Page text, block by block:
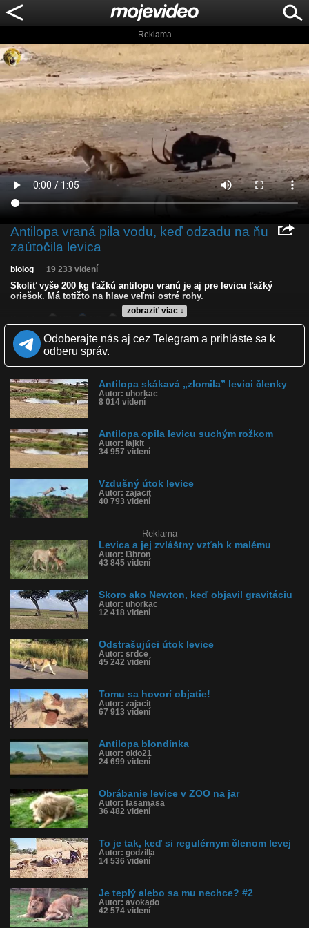
Reklama
Antilopa vraná pila vodu, keď odzadu na ňu
zaútočila levica
zobraziť viac ↓
biolog 19 233 videní
Skoliť vyše 200 kg ťažkú antilopu vranú je aj pre levicu ťažký
oriešok. Má totižto na hlave veľmi ostré rohy.
LQ
Zverejnené: 30.12.2022 20:17
Páči sa: 97% (39 hlasov)
Obľúbené: 4
Kategória: zvieratká
Tagy: antilopa vraná, levica, lev, antilopa pila vodu, pije vodu,
afrika, safari
História sledovanosti videa:
Odoberajte nás aj cez Telegram a prihláste sa k
odberu správ.
Antilopa skákavá „zlomila” levici členky
Autor: uhorkac
8 014 videní
Antilopa opila levicu suchým rožkom
Autor: lajkit
34 957 videní
Vzdušný útok levice
Autor: zajacit
40 793 videní
Reklama
Levica a jej zvláštny vzťah k malému
Autor: l3bron
43 845 videní
Skoro ako Newton, keď objavil gravitáciu
Autor: uhorkac
12 418 videní
Odstrašujúci útok levice
Autor: srdce
45 242 videní
Tomu sa hovorí objatie!
Autor: zajacit
67 913 videní
Antilopa blondínka
Autor: oldo21
24 699 videní
Obrábanie levice v ZOO na jar
Autor: fasamasa
36 482 videní
To je tak, keď si regulérnym členom levej
Autor: godzilla
14 536 videní
Je teplý alebo sa mu nechce? #2
Autor: avokado
42 574 videní